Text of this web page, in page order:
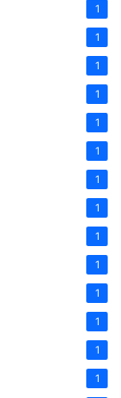
1
1
1
1
1
1
1
1
1
1
1
1
1
1